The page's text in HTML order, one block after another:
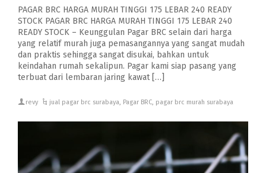
PAGAR BRC HARGA MURAH TINGGI 175 LEBAR 240 READY
STOCK PAGAR BRC HARGA MURAH TINGGI 175 LEBAR 240
READY STOCK – Keunggulan Pagar BRC selain dari harga
yang relatif murah juga pemasangannya yang sangat mudah
dan praktis sehingga sangat disukai, bahkan untuk
keindahan rumah sekalipun. Pagar kami siap pasang yang
terbuat dari lembaran jaring kawat […]
revy jual pagar brc surabaya, Pagar BRC, pagar brc murah surabaya